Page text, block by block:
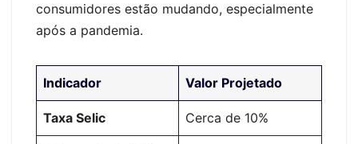
consumidores estão mudando, especialmente
após a pandemia.
Indicador Valor Projetado
Taxa Selic Cerca de 10%